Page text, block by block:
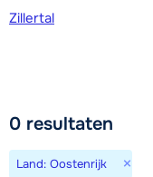
Skigebieden
Zillertal
0 resultaten
Land: Oostenrijk ×